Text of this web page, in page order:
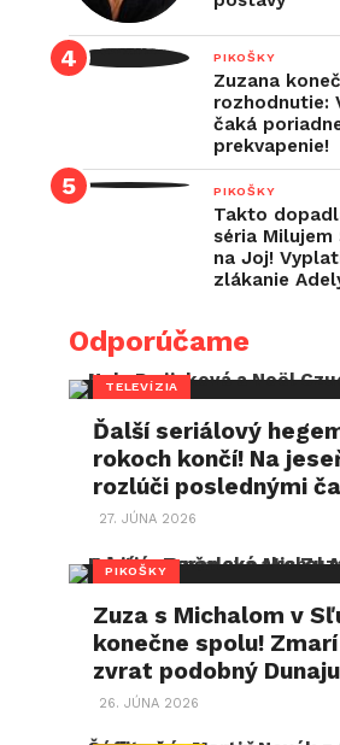
PIKOŠKY
Zuzana
rozhodnutie:
čaká
prekvapenie!
PIKOŠKY
Takto
séria Milujem
na Joj!
zlákanie
Odporúčame
TELEVÍZIA
Ďalší seriálový
rokoch končí! Na
rozlúči poslednými
27. JÚNA 2026
PIKOŠKY
Zuza s Michalom v
konečne spolu!
zvrat podobný
26. JÚNA 2026